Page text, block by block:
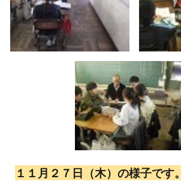
１１月２７日（木）の様子です。